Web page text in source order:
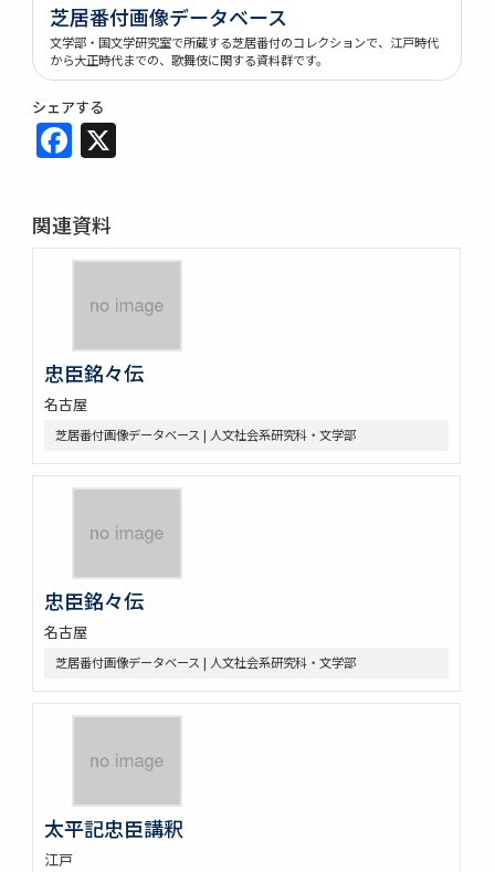
芝居番付画像データベース
文学部・国文学研究室で所蔵する芝居番付のコレクションで、江戸時代
から大正時代までの、歌舞伎に関する資料群です。
シェアする
Facebook
関連資料
忠臣銘々伝
名古屋
芝居番付画像データベース | 人文社会系研究科・文学部
忠臣銘々伝
名古屋
芝居番付画像データベース | 人文社会系研究科・文学部
太平記忠臣講釈
江戸